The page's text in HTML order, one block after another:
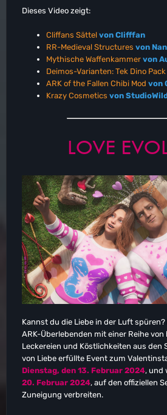
Dieses Video zeigt:
Cliffans Sättel von Clifffan
RR-Medieval Structures von
Mythische Waffenkammer von
Deimos-Varianten: Tek Dino Pack
ARK of the Fallen Chibi Mod von
Krazy Cosmetics von
LOVE
Kannst du die Liebe in der Luft spüren?
ARK-Überlebenden mit einer Reihe
Leckereien und Köstlichkeiten aus den
von Liebe erfüllte Event zum
Dienstag, den 13. Februar 2024, und
20. Februar 2024, auf den offiziellen
Zuneigung verbreiten.